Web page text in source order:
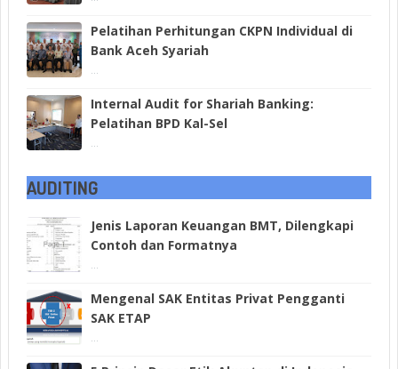
Pelatihan Perhitungan CKPN Individual di
Bank Aceh Syariah
Internal Audit for Shariah Banking:
Pelatihan BPD Kal-Sel
AUDITING
Jenis Laporan Keuangan BMT, Dilengkapi
Contoh dan Formatnya
Mengenal SAK Entitas Privat Pengganti
SAK ETAP